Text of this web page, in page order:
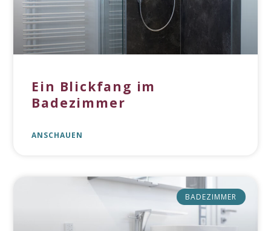
Ein Blickfang im
Badezimmer
ANSCHAUEN
BADEZIMMER